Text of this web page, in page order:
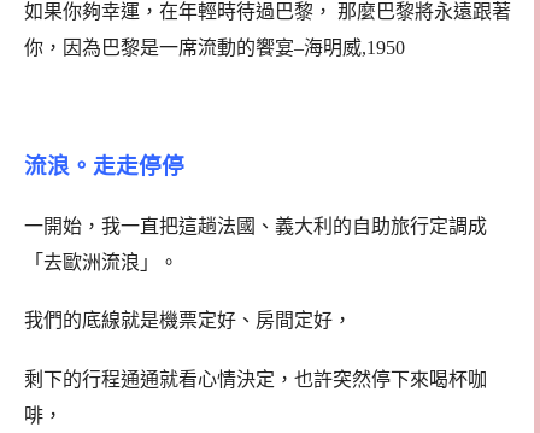
如果你夠幸運，在年輕時待過巴黎， 那麼巴黎將永遠跟著
你，因為巴黎是一席流動的饗宴–海明威,1950
流浪。走走停停
一開始，我一直把這趟法國、義大利的自助旅行定調成
「去歐洲流浪」。
我們的底線就是機票定好、房間定好，
剩下的行程通通就看心情決定，也許突然停下來喝杯咖
啡，